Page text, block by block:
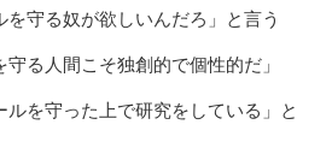
守る奴が欲しいんだろ」と言う
る人間こそ独創的で個性的だ」
ルを守った上で研究をしている」と